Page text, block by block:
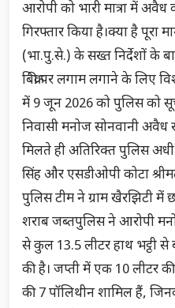
आरोपी को भारी मात्रा में
गिरफ्तार किया है।क्या है पूरा
(भा.पु.से.) के सख्त निर्देशों के
बिक्री पर लगाम लगाने के लिए
में 9 जून 2026 को पुलिस को
निवासी मनोज सोनवानी
मिलते ही अतिरिक्त पुलिस
सिंह और एसडीओपी कोटा
पुलिस टीम ने ग्राम खैरझिटी में
शराब जब्तपुलिस ने आरोपी
से कुल 13.5 लीटर हाथ भट्ठी
की है। जप्ती में एक 10 लीटर
की 7 पॉलिथीन शामिल हैं,